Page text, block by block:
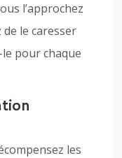
l’approchez
de le caresser
pour chaque
les